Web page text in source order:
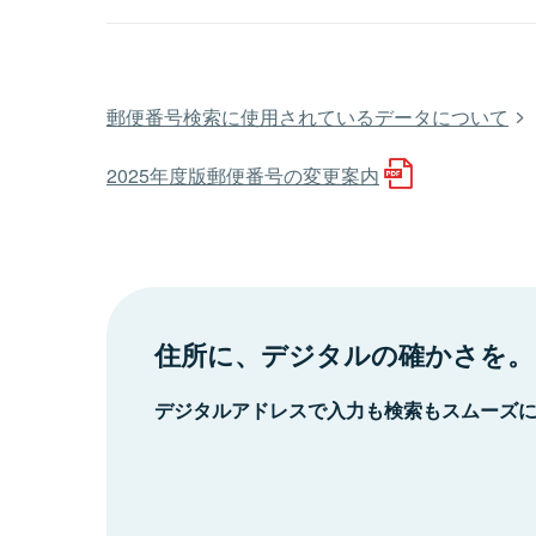
郵便番号検索に使用されているデータについて
2025年度版郵便番号の変更案内
住所に、デジタルの確かさを。
デジタルアドレスで入力も検索もスムーズ